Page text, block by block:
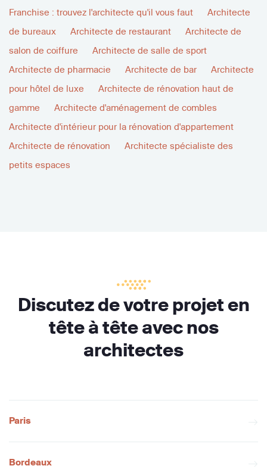
Franchise : trouvez l'architecte qu'il vous faut
Architecte
de bureaux
Architecte de restaurant
Architecte de
salon de coiffure
Architecte de salle de sport
Architecte de pharmacie
Architecte de bar
Architecte
pour hôtel de luxe
Architecte de rénovation haut de
gamme
Architecte d'aménagement de combles
Architecte d'intérieur pour la rénovation d'appartement
Architecte de rénovation
Architecte spécialiste des
petits espaces
Discutez de votre projet en
tête à tête avec nos
architectes
Paris
Bordeaux